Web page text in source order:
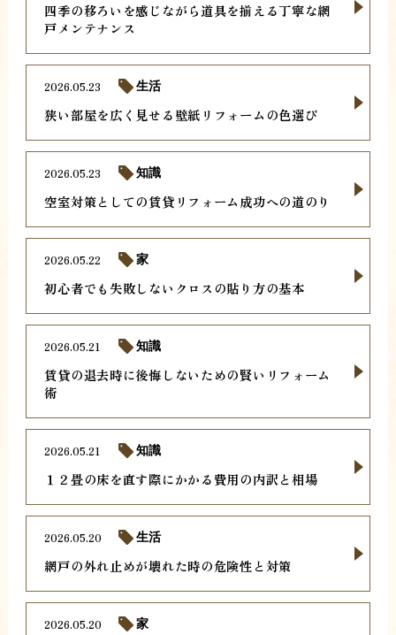
四季の移ろいを感じながら道具を揃える丁寧な網
戸メンテナンス
狭い部屋を広く見せる壁紙リフォームの色選び
2026.05.23 生活
空室対策としての賃貸リフォーム成功への道のり
2026.05.23 知識
初心者でも失敗しないクロスの貼り方の基本
2026.05.22 家
賃貸の退去時に後悔しないための賢いリフォーム
術
2026.05.21 知識
１２畳の床を直す際にかかる費用の内訳と相場
2026.05.21 知識
網戸の外れ止めが壊れた時の危険性と対策
2026.05.20 生活
2026.05.20 家